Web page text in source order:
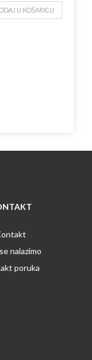
U KOŠARICU
nalazimo
poruka